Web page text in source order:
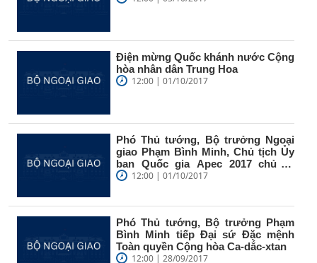
Điện mừng Quốc khánh nước Cộng
hòa nhân dân Trung Hoa
12:00 | 01/10/2017
Phó Thủ tướng, Bộ trưởng Ngoại
giao Phạm Bình Minh, Chủ tịch Ủy
ban Quốc gia Apec 2017 chủ trì
sơ...12:00 | 01/10/2017
Phó Thủ tướng, Bộ trưởng Phạm
Bình Minh tiếp Đại sứ Đặc mệnh
Toàn quyền Cộng hòa Ca-dắc-xtan
12:00 | 28/09/2017